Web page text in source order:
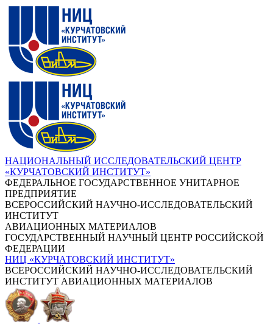
НАЦИОНАЛЬНЫЙ ИССЛЕДОВАТЕЛЬСКИЙ ЦЕНТР
«КУРЧАТОВСКИЙ ИНСТИТУТ»
ФЕДЕРАЛЬНОЕ ГОСУДАРСТВЕННОЕ УНИТАРНОЕ
ПРЕДПРИЯТИЕ
ВСЕРОССИЙСКИЙ НАУЧНО-ИССЛЕДОВАТЕЛЬСКИЙ
ИНСТИТУТ
АВИАЦИОННЫХ МАТЕРИАЛОВ
ГОСУДАРСТВЕННЫЙ НАУЧНЫЙ ЦЕНТР РОССИЙСКОЙ
ФЕДЕРАЦИИ
НИЦ «КУРЧАТОВСКИЙ ИНСТИТУТ»
ВСЕРОССИЙСКИЙ НАУЧНО-ИССЛЕДОВАТЕЛЬСКИЙ
ИНСТИТУТ АВИАЦИОННЫХ МАТЕРИАЛОВ